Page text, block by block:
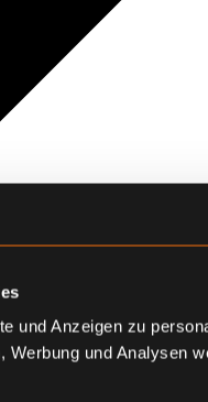
und Anzeigen zu
Werbung und Analysen